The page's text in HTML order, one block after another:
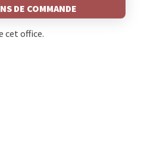
DE COMMANDE
cet office.